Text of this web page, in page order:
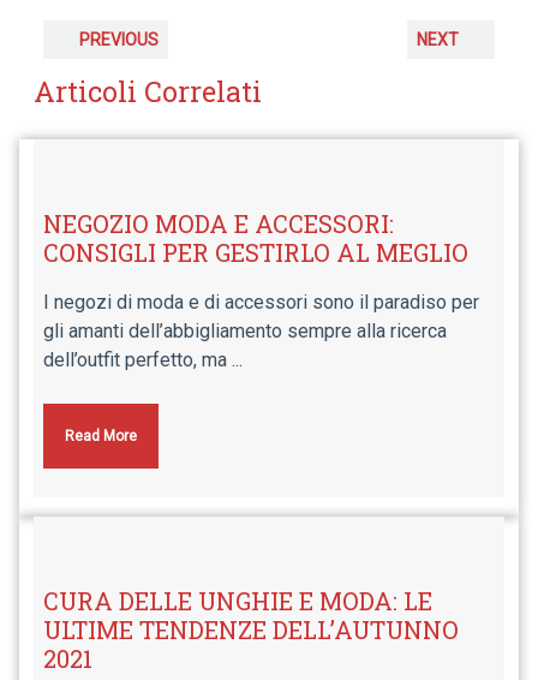
PREVIOUS NEXT
Articoli Correlati
NEGOZIO MODA E ACCESSORI:
CONSIGLI PER GESTIRLO AL MEGLIO
I negozi di moda e di accessori sono il paradiso per
gli amanti dell’abbigliamento sempre alla ricerca
dell’outfit perfetto, ma ...
Read More
CURA DELLE UNGHIE E MODA: LE
ULTIME TENDENZE DELL’AUTUNNO
2021